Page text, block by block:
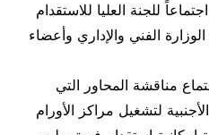
للجنة العليا للاستقدام
الفني والإداري وأعضاء
مناقشة المحاور التي
لتشغيل مراكز الأورام